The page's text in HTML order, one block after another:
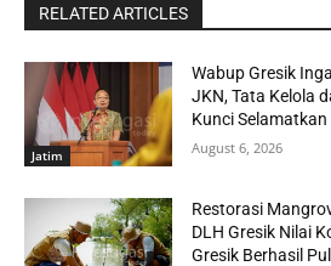
RELATED ARTICLES
Jatim
Wabup Gresik
JKN, Tata Kelola
Kunci
August 6, 2026
Restorasi
DLH Gresik Nilai
Gresik Berhasil